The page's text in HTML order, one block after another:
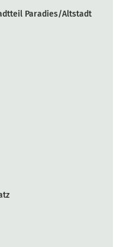
Paradies/Altstadt